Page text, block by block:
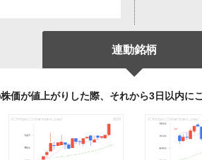
連動銘柄
価が値上がりした際、それから3日以内に